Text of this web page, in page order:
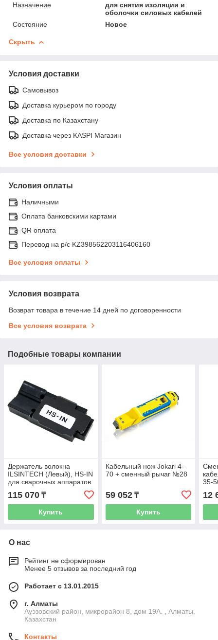
Назначение
для снятия изоляции и
оболочки силовых кабелей
Состояние
Новое
Скрыть
Условия доставки
Самовывоз
Доставка курьером по городу
Доставка по Казахстану
Доставка через KASPI Магазин
Все условия доставки
Условия оплаты
Наличными
Оплата банковскими картами
QR оплата
Перевод на р/с KZ398562203116406160
Все условия оплаты
Условия возврата
Возврат товара в течение 14 дней по договоренности
Все условия возврата
Подобные товары компании
Держатель волокна
ILSINTECH (Левый), HS-IN
для сварочных аппаратов
серий S, K, KF4
115 070 ₸
Купить
Кабельный нож Jokari 4-
70 + сменный рычаг №28
59 052₸
Купить
35-
12
О нас
Рейтинг не сформирован
Менее 5 отзывов за последний год
Работает с 13.01.2015
г. Алматы
Ауэзовский район, микрорайон 8, дом 19А. , Алматы,
Казахстан
Контакты